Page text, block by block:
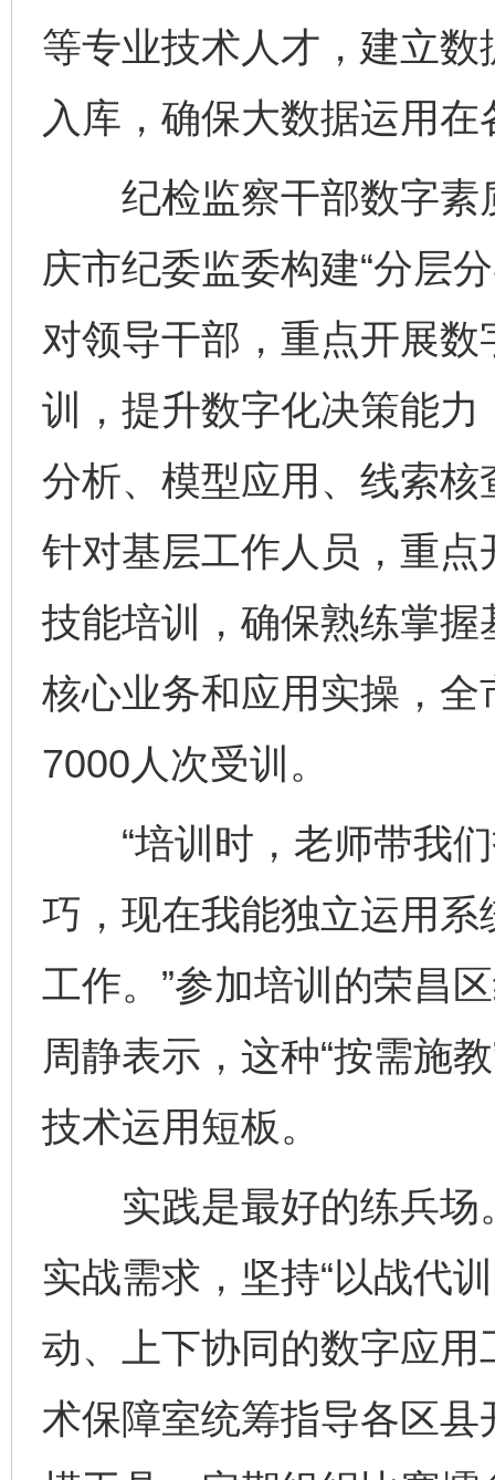
等专业技术人才，建立
入库，确保大数据运用
纪检监察干部数字素
庆市纪委监委构建“分层
对领导干部，重点开展
训，提升数字化决策能
分析、模型应用、线索
针对基层工作人员，重
技能培训，确保熟练掌
核心业务和应用实操，
7000人次受训。
“培训时，老师带我们
巧，现在我能独立运用
工作。”参加培训的荣昌
周静表示，这种“按需施
技术运用短板。
实践是最好的练兵场
实战需求，坚持“以战代
动、上下协同的数字应
术保障室统筹指导各区